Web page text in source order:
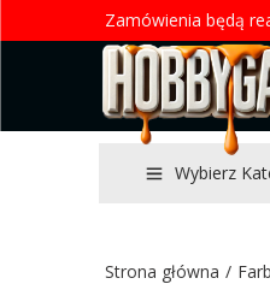
Zamówienia będą
Wybierz
Strona główna /